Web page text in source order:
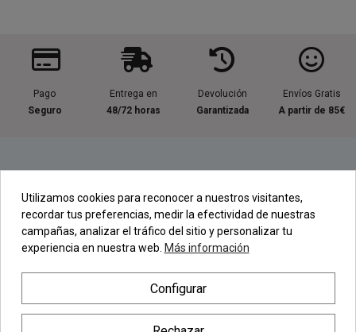
Pago
Seguro
Entrega en
48/72 horas
Devolución
Garantizada
Envíos Gratis
A partir de 85€
Contacta con nosotros
Regístrate en nuestra Newsletter
Newsletter
Utilizamos cookies para reconocer a nuestros visitantes,
recordar tus preferencias, medir la efectividad de nuestras
campañas, analizar el tráfico del sitio y personalizar tu
experiencia en nuestra web. Más información
Configurar